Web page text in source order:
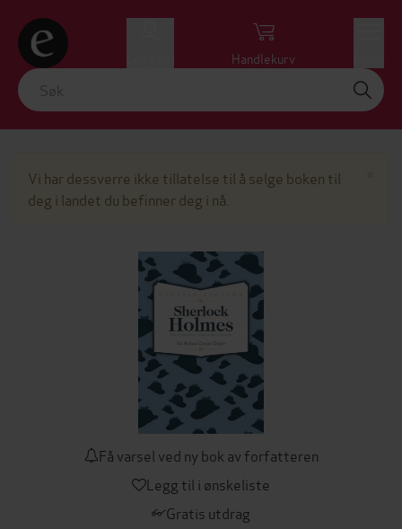
Handlekurv
Vi har dessverre ikke tillatelse til å selge boken til
deg i landet du befinner deg i nå.
Få varsel ved ny bok av forfatteren
Legg til i ønskeliste
Gratis utdrag